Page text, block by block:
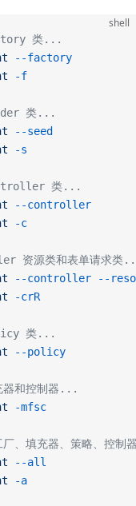
shell
类...
--factory
-f
类...
--seed
-s
类...
--controller
-c
资源类和表单请求类
--controller --
-crR
类...
--policy
器和控制器...
-mfsc
、填充器、策略、控
--all
-a